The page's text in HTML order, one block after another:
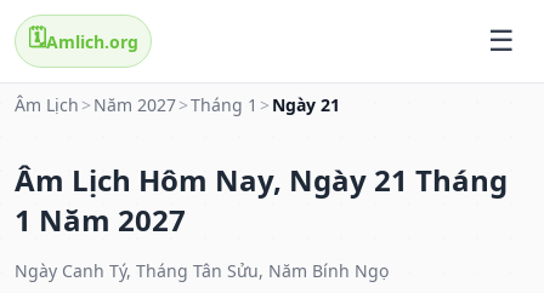
🗓️Amlich.org
Âm Lịch > Năm 2027>Tháng 1 > Ngày 21
Âm Lịch Hôm Nay, Ngày 21 Tháng
1 Năm 2027
Ngày Canh Tý, Tháng Tân Sửu, Năm Bính Ngọ